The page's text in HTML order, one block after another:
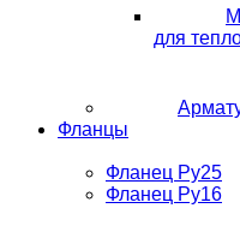
для
Фланцы
Фланец Ру25
Фланец Ру16